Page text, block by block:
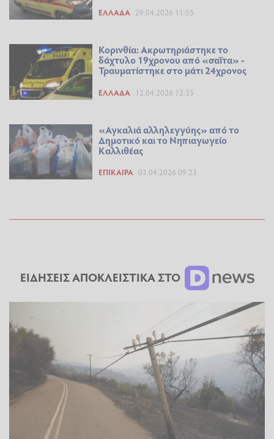
ΕΛΛΆΔΑ 29.04.2026 11:55
Κορινθία: Ακρωτηριάστηκε το
δάχτυλο 19χρονου από «σαΐτα» -
Τραυματίστηκε στο μάτι 24χρονος
ΕΛΛΆΔΑ 12.04.2026 12:35
«Αγκαλιά αλληλεγγύης» από το
Δημοτικό και το Νηπιαγωγείο
Καλλιθέας
ΕΠΊΚΑΙΡΑ 03.04.2026 09:23
ΕΙΔΗΣΕΙΣ ΑΠΟΚΛΕΙΣΤΙΚΑ ΣΤΟ